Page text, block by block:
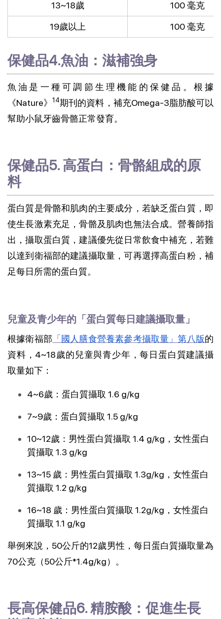
13~18歲 100 毫克
19歲以上 100 毫克
保健品4.魚油：滋補強身
魚油是一種可調節生理機能的保健品。根據
《Nature》
14期刊的資料，補充Omega-3脂肪酸可以
幫助小鼠牙齒骨骼正常發育。
保健品5. 高蛋白：骨骼組成的原
料
蛋白質是骨骼和肌肉的主要成分，若缺乏蛋白質，即
使生長激素充足，骨骼及肌肉也無法合成。營養師指
出，攝取蛋白質，建議優先從日常飲食中補充，若難
以達到衛福部的建議攝取量，可再選擇高蛋白粉，補
足每日所需的蛋白質。
兒童及青少年的「蛋白質每日建議攝取量」
根據衛福部 「國人膳食營養素參考攝取量」第八版的
資料，4~18歲的兒童與青少年，每日蛋白質建議攝
取量如下：
4~6歲：蛋白質攝取 1.6 g/kg
7~9歲：蛋白質攝取 1.5 g/kg
10~12歲：男性蛋白質攝取 1.4 g/kg，女性蛋白
質攝取 1.3 g/kg
13~15 歲：男性蛋白質攝取 1.3g/kg，女性蛋白
質攝取 1.2 g/kg
16~18 歲：男性蛋白質攝取 1.2g/kg，女性蛋白
質攝取 1.1 g/kg
舉例來說，50公斤的12歲男性，每日蛋白質攝取量為
70公克（50公斤*1.4g/kg）。
長高保健品6. 精胺酸：促進生長